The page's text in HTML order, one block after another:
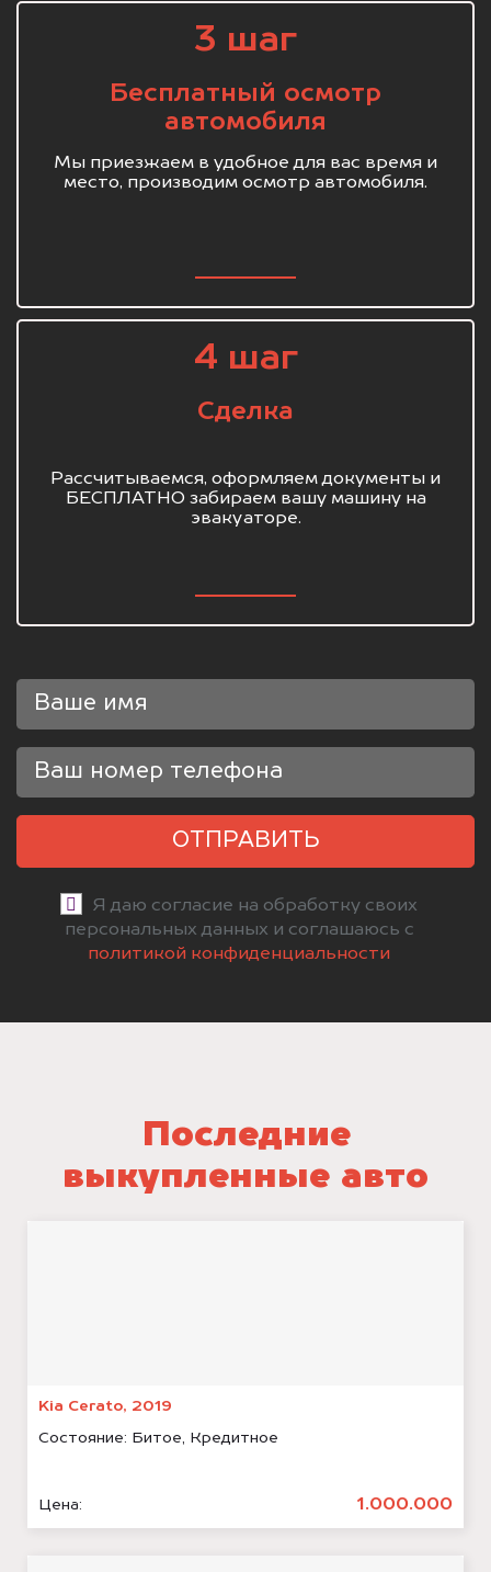
3 шаг
Бесплатный осмотр
автомобиля
Мы приезжаем в удобное для вас время и
место, производим осмотр автомобиля.
4 шаг
Сделка
Рассчитываемся, оформляем документы и
БЕСПЛАТНО забираем вашу машину на
эвакуаторе.
ОТПРАВИТЬ
Я даю согласие на обработку своих
персональных данных и соглашаюсь с
политикой конфиденциальности
Последние
выкупленные авто
Kia Cerato, 2019
Состояние: Битое, Кредитное
Цена: 1.000.000